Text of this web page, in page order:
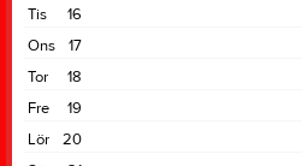
16
Tis
17
Ons
18
Tor
19
Fre
20
Lör